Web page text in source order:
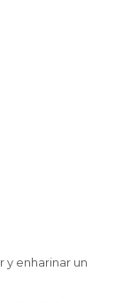
y enharinar un